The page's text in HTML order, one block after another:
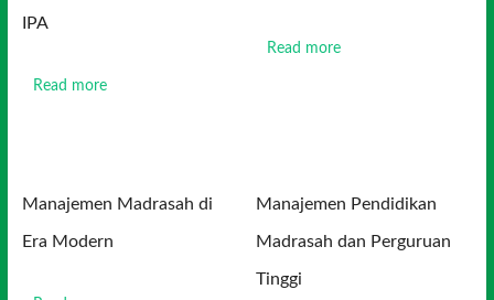
IPA
Read more
Read more
Manajemen Madrasah di
Era Modern
Manajemen Pendidikan
Madrasah dan Perguruan
Tinggi